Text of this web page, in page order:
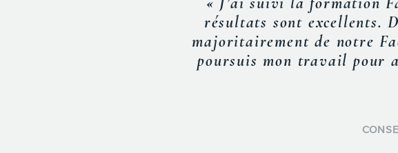
« Monsieur Gonzalo
médias associés aux efforts